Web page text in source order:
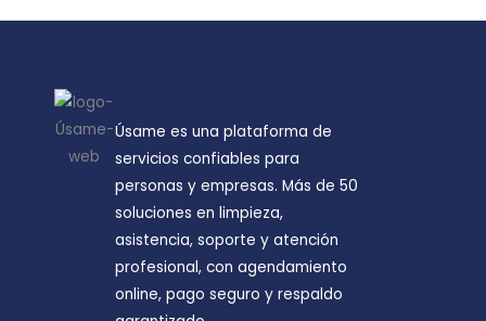
Úsame es una plataforma de
servicios confiables para
personas y empresas. Más de 50
soluciones en limpieza,
asistencia, soporte y atención
profesional, con agendamiento
online, pago seguro y respaldo